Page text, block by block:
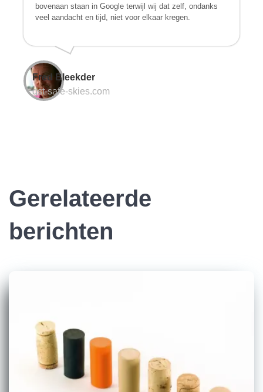
bovenaan staan in Google terwijl wij dat zelf, ondanks
veel aandacht en tijd, niet voor elkaar kregen.
Fred Bleekder
qst-safe-skies.com
Gerelateerde
berichten